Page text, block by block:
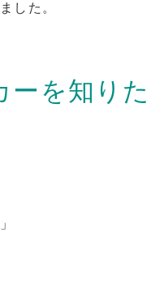
した。
ーを知り